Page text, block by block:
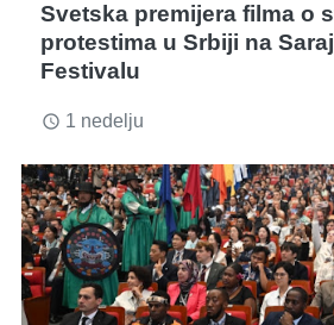
Svetska premijera filma o
protestima u Srbiji na
Festivalu
access_time 1 nedelju